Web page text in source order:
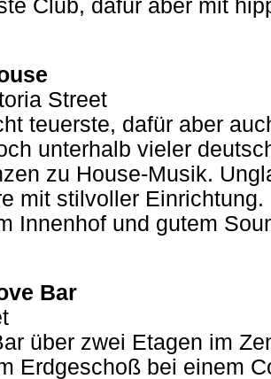
Club, dafür aber mit
Street
teuerste, dafür aber
unterhalb vieler
zu House-Musik.
mit stilvoller
Innenhof und gutem
Bar
über zwei Etagen im
Erdgeschoß bei einem